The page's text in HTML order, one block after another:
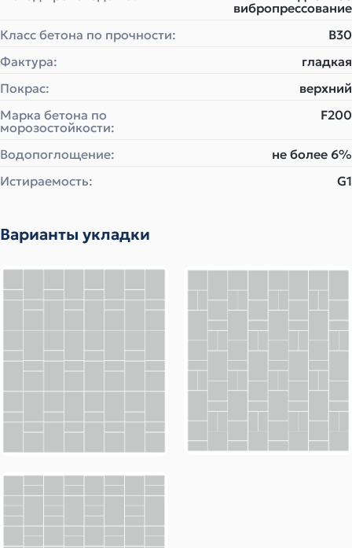
вибропрессование
Класс бетона по прочности:
B30
Фактура:
гладкая
Покрас:
верхний
Марка бетона по
морозостойкости:
F200
Водопоглощение:
не более 6%
Истираемость:
G1
Варианты укладки